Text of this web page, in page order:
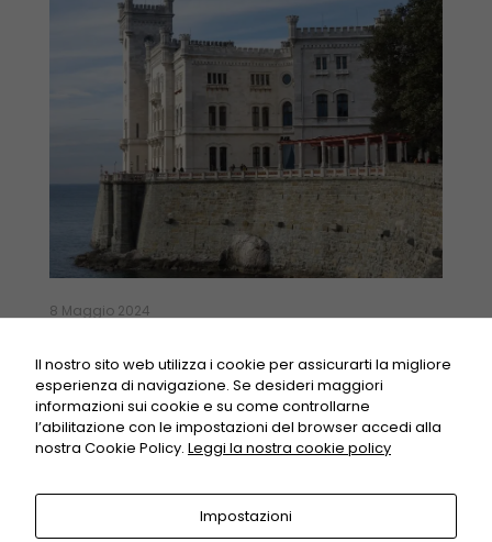
8 Maggio 2024
tradizione, novità ed equilibrismi
Read more
Il nostro sito web utilizza i cookie per assicurarti la migliore
esperienza di navigazione. Se desideri maggiori
informazioni sui cookie e su come controllarne
l’abilitazione con le impostazioni del browser accedi alla
nostra Cookie Policy. Leggi la nostra cookie policy
Impostazioni